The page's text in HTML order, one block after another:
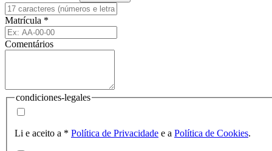
Matrícula *
Comentários
condiciones-legales
Li e aceito a * Política de Privacidade e a Política de Cookies.